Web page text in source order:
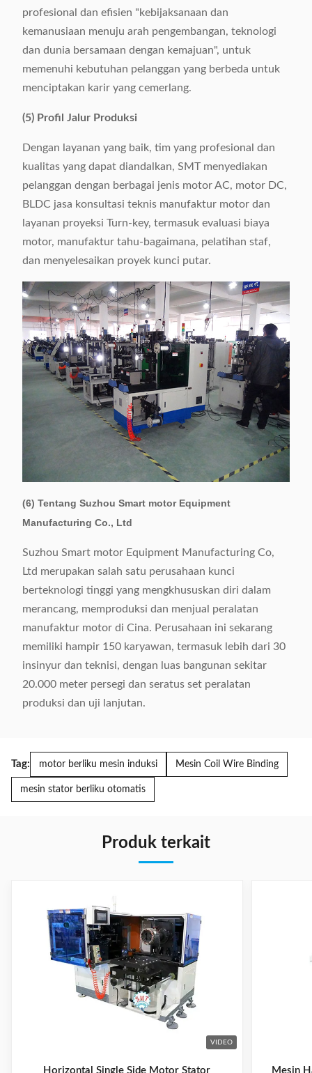
profesional dan efisien "kebijaksanaan dan
kemanusiaan menuju arah pengembangan, teknologi
dan dunia bersamaan dengan kemajuan", untuk
memenuhi kebutuhan pelanggan yang berbeda untuk
menciptakan karir yang cemerlang.
(5) Profil Jalur Produksi
Dengan layanan yang baik, tim yang profesional dan
kualitas yang dapat diandalkan, SMT menyediakan
pelanggan dengan berbagai jenis motor AC, motor DC,
BLDC jasa konsultasi teknis manufaktur motor dan
layanan proyeksi Turn-key, termasuk evaluasi biaya
motor, manufaktur tahu-bagaimana, pelatihan staf,
dan menyelesaikan proyek kunci putar.
(6) Tentang Suzhou Smart motor Equipment
Manufacturing Co., Ltd
Suzhou Smart motor Equipment Manufacturing Co,
Ltd merupakan salah satu perusahaan kunci
berteknologi tinggi yang mengkhususkan diri dalam
merancang, memproduksi dan menjual peralatan
manufaktur motor di Cina. Perusahaan ini sekarang
memiliki hampir 150 karyawan, termasuk lebih dari 30
insinyur dan teknisi, dengan luas bangunan sekitar
20.000 meter persegi dan seratus set peralatan
produksi dan uji lanjutan.
Tag: motor berliku mesin induksi Mesin Coil Wire Binding
mesin stator berliku otomatis
Produk terkait
VIDEO
Horizontal Single Side Motor Stator
Mesin